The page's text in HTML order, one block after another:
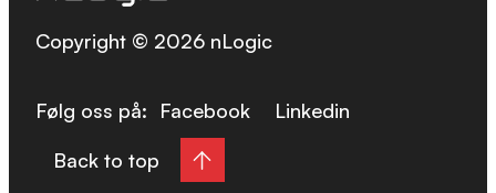
Back to top
Copyright © 2026 nLogic
Følg oss på: Facebook Linkedin